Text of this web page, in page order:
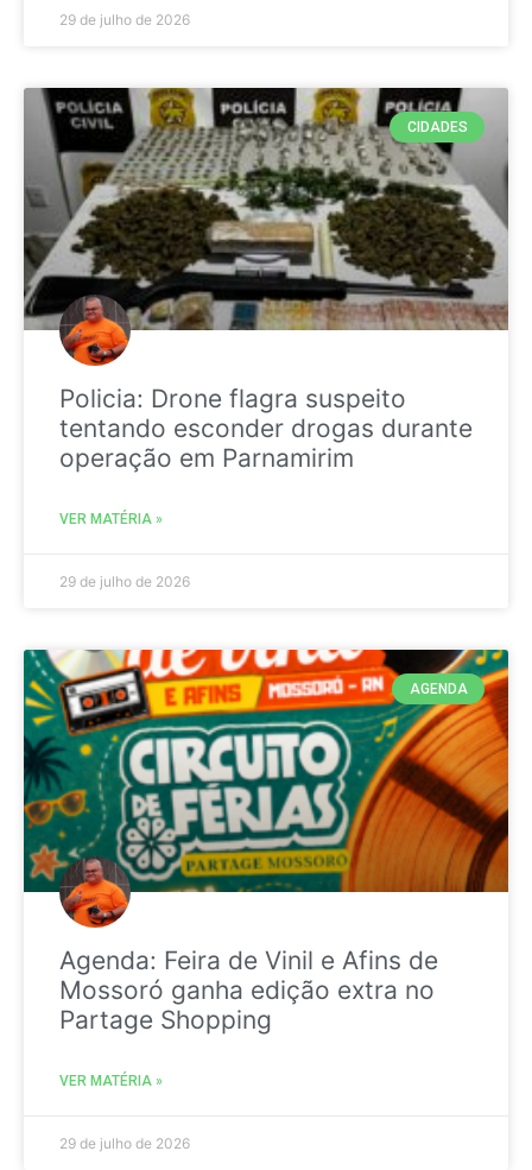
29 de julho de 2026
CIDADES
Policia: Drone flagra suspeito
tentando esconder drogas durante
operação em Parnamirim
VER MATÉRIA »
29 de julho de 2026
AGENDA
Agenda: Feira de Vinil e Afins de
Mossoró ganha edição extra no
Partage Shopping
VER MATÉRIA »
29 de julho de 2026